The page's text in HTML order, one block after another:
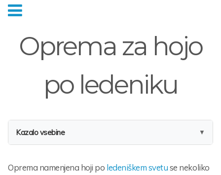
Oprema za hojo
po ledeniku
Kazalo vsebine
Oprema namenjena hoji po ledeniškem svetuse nekoliko